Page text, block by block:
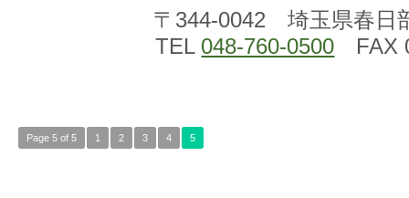
〒344-0042 埼玉県春日
TEL 048-760-0500 FAX
Page 5 of 5 1 2 3 4 5